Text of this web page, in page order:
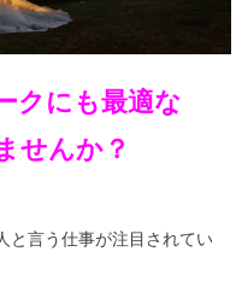
クにも最適な
せんか？
と言う仕事が注目されてい